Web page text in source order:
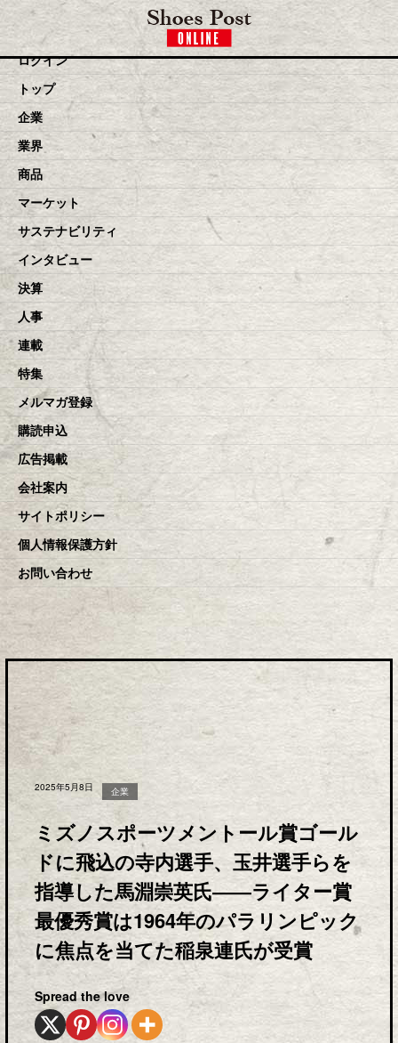
toggle navigation
ログイン
トップ
企業
業界
商品
マーケット
サステナビリティ
インタビュー
決算
人事
連載
特集
メルマガ登録
購読申込
広告掲載
会社案内
サイトポリシー
個人情報保護方針
お問い合わせ
2025年5月8日 企業
ミズノスポーツメントール賞ゴール
ドに飛込の寺内選手、玉井選手らを
指導した馬淵崇英氏――ライター賞
最優秀賞は1964年のパラリンピック
に焦点を当てた稲泉連氏が受賞
Spread the love